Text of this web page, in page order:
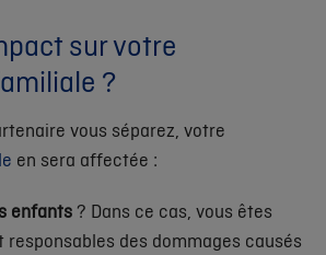
sur votre
?
vous séparez, votre
en sera affectée :
enfants ? Dans ce cas, vous êtes
responsables des dommages causés